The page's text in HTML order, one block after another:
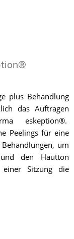
plus Behandlung
das Auftragen
eskeption®.
Peelings für eine
um
den Hautton
Sitzung die